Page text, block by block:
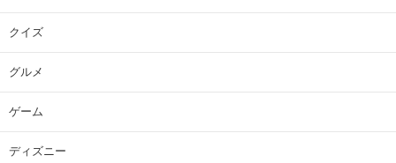
クイズ
グルメ
ゲーム
ディズニー